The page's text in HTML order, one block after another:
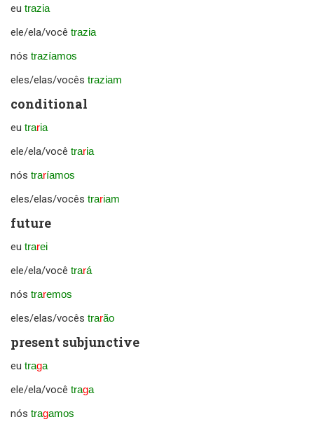
eu trazia
ele/ela/você trazia
nós trazíamos
eles/elas/vocês traziam
conditional
eu traria
ele/ela/você traria
nós traríamos
eles/elas/vocês trariam
future
eu trarei
ele/ela/você trará
nós traremos
eles/elas/vocês trarão
present subjunctive
eu traga
ele/ela/você traga
nós tragamos